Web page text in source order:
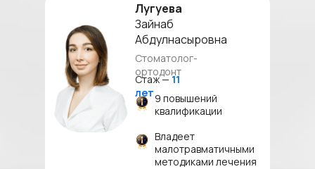
9 повышений
квалификации
Владеет
малотравматичными
методиками лечения
Стоматолог-
ортодонт
Стаж —11
лет
Лугуева
Зайнаб
Абдулнасыровна